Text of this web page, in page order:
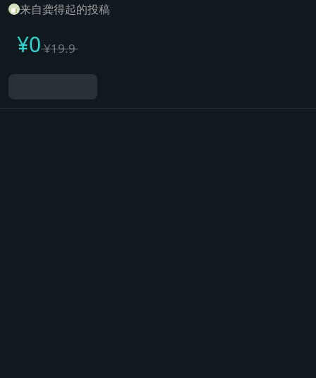
来自龚得起的投稿
¥0¥19.9